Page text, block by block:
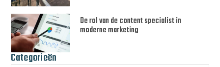
De rol van de content specialist in
moderne marketing
Categorieën